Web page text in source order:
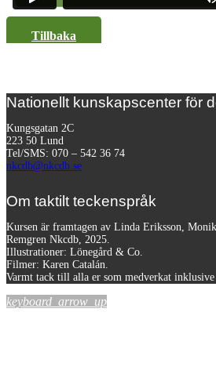
Tillbaka
Nationellt kunskapscenter för
Kungsgatan 2C
223 50 Lund
Tel/SMS: 070 – 542 36 74
nkcdb@nkcdb.se
Om taktilt teckenspråk
Kursen är framtagen av Linda Eriksson,
Remgren Nkcdb, 2025.
Illustrationer: Lönegård & Co.
Filmer: Karen Catalán.
Varmt tack till alla er som medverkat
keyboard_arrow_up